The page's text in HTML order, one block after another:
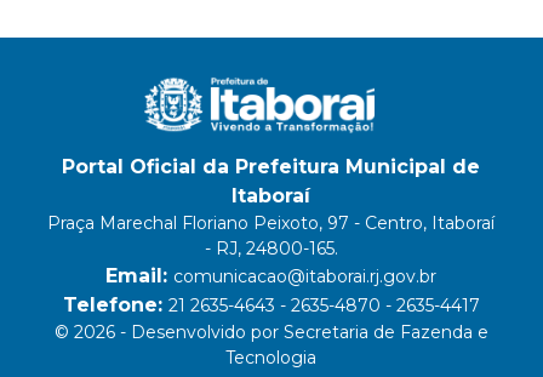
Portal Oficial da Prefeitura Municipal de
Itaboraí
Praça Marechal Floriano Peixoto, 97 - Centro, Itaboraí
- RJ, 24800-165.
Email: comunicacao@itaborai.rj.gov.br
Telefone: 21 2635-4643 - 2635-4870 - 2635-4417
© 2026 - Desenvolvido por Secretaria de Fazenda e
Tecnologia